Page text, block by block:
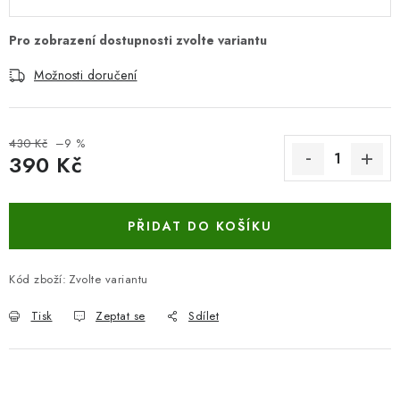
Možnosti doručení
430 Kč –9 %
390 Kč
PŘIDAT DO KOŠÍKU
Kód zboží: Zvolte variantu
Tisk Zeptat se Sdílet